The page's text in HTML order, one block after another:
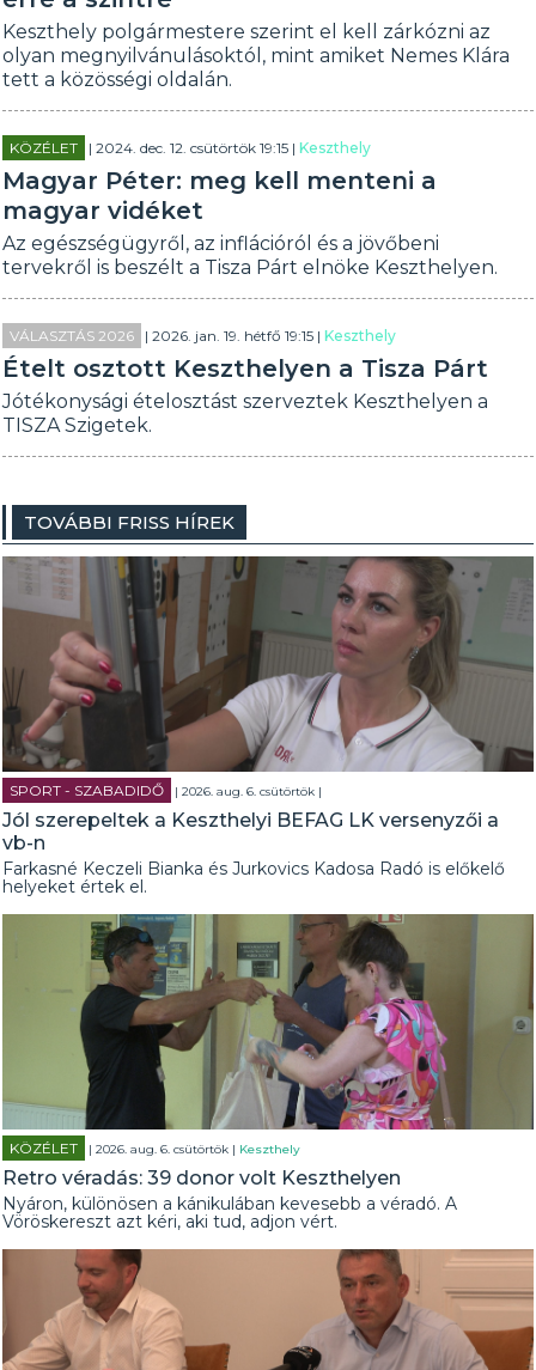
Keszthely polgármestere szerint el kell zárkózni az
olyan megnyilvánulásoktól, mint amiket Nemes Klára
tett a közösségi oldalán.
KÖZÉLET | 2024. dec. 12. csütörtök 19:15 |Keszthely
Magyar Péter: meg kell menteni a
magyar vidéket
Az egészségügyről, az inflációról és a jövőbeni
tervekről is beszélt a Tisza Párt elnöke Keszthelyen.
VÁLASZTÁS 2026 | 2026. jan. 19. hétfő 19:15 |Keszthely
Ételt osztott Keszthelyen a Tisza Párt
Jótékonysági ételosztást szerveztek Keszthelyen a
TISZA Szigetek.
TOVÁBBI FRISS HÍREK
SPORT - SZABADIDŐ | 2026. aug. 6. csütörtök |
Jól szerepeltek a Keszthelyi BEFAG LK versenyzői a
vb-n
Farkasné Keczeli Bianka és Jurkovics Kadosa Radó is előkelő
helyeket értek el.
KÖZÉLET | 2026. aug. 6. csütörtök | Keszthely
Retro véradás: 39 donor volt Keszthelyen
Nyáron, különösen a kánikulában kevesebb a véradó. A
Vöröskereszt azt kéri, aki tud, adjon vért.